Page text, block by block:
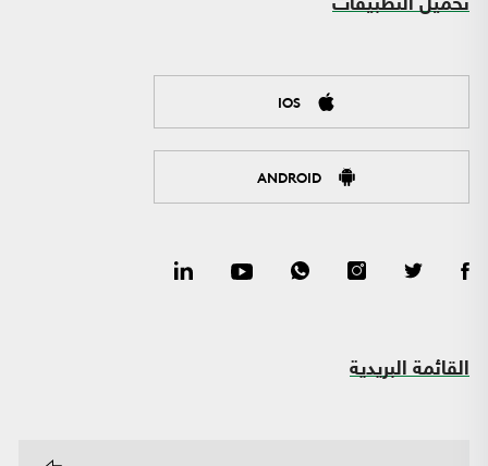
تحميل التطبيقات
IOS
ANDROID
القائمة البريدية